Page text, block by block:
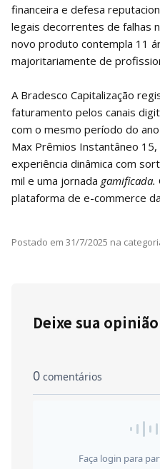
financeira e defesa
legais decorrentes de falhas
novo produto contempla 11
majoritariamente de
A Bradesco Capitalização
faturamento pelos canais
com o mesmo período do
Max Prêmios Instantâneo
experiência dinâmica com
mil e uma jornada gamificada.
plataforma de e-commerce
Postado em 31/7/2025 na
Deixe sua opinião